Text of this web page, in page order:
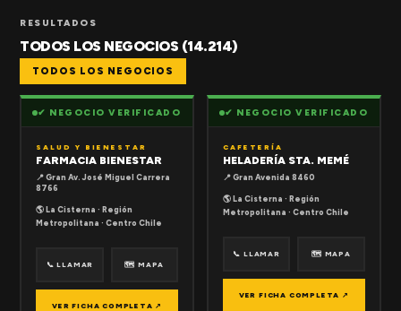
RESULTADOS
TODOS LOS NEGOCIOS (14.214)
TODOS LOS NEGOCIOS
✔ NEGOCIO VERIFICADO
SALUD Y BIENESTAR
FARMACIA BIENESTAR
📍 Gran Av. José Miguel Carrera
8766
🌎 La Cisterna · Región
Metropolitana · Centro Chile
📞 LLAMAR 🗺 MAPA
VER FICHA COMPLETA ↗
✔ NEGOCIO VERIFICADO
CAFETERÍA
HELADERÍA STA. MEMÉ
📍 Gran Avenida 8460
🌎 La Cisterna · Región
Metropolitana · Centro Chile
📞 LLAMAR 🗺 MAPA
VER FICHA COMPLETA ↗